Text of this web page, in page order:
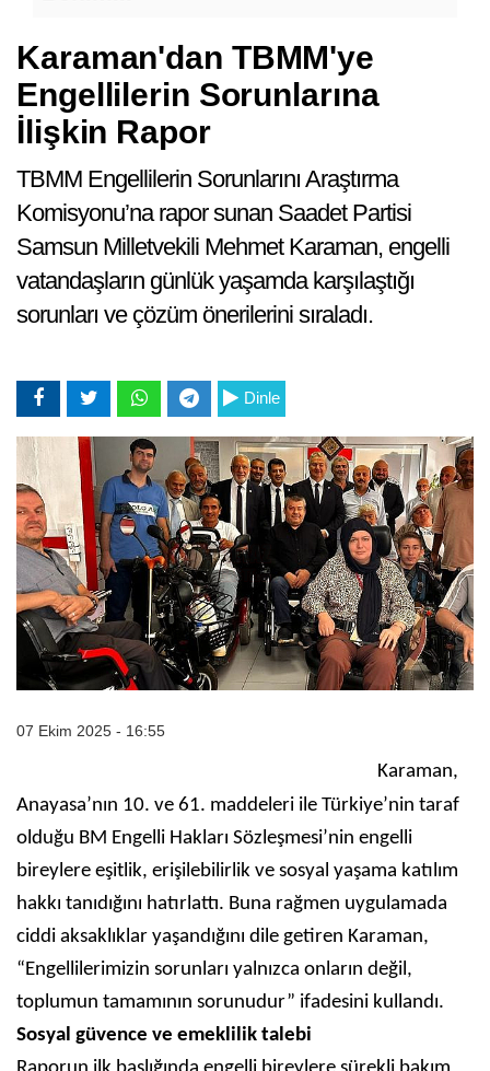
Karaman'dan TBMM'ye
Engellilerin Sorunlarına
İlişkin Rapor
TBMM Engellilerin Sorunlarını Araştırma
Komisyonu’na rapor sunan Saadet Partisi
Samsun Milletvekili Mehmet Karaman, engelli
vatandaşların günlük yaşamda karşılaştığı
sorunları ve çözüm önerilerini sıraladı.
Dinle
07 Ekim 2025 - 16:55
Karaman,
Anayasa’nın 10. ve 61. maddeleri ile Türkiye’nin taraf
olduğu BM Engelli Hakları Sözleşmesi’nin engelli
bireylere eşitlik, erişilebilirlik ve sosyal yaşama katılım
hakkı tanıdığını hatırlattı. Buna rağmen uygulamada
ciddi aksaklıklar yaşandığını dile getiren Karaman,
“Engellilerimizin sorunları yalnızca onların değil,
toplumun tamamının sorunudur” ifadesini kullandı.
Sosyal güvence ve emeklilik talebi